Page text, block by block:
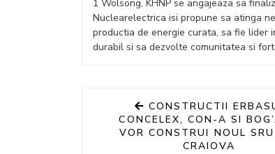
1 Wolsong, KHNP se angajeaza sa
Nuclearelectrica isi propune sa atinga
productia de energie curata, sa fie lider
durabil si sa dezvolte comunitatea si
CONSTRUCTII
CONCELEX, CON-A SI
VOR CONSTRUI NOUL
CRAIOVA